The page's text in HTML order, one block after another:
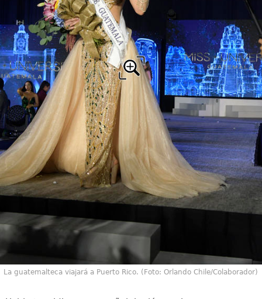
La guatemalteca viajará a Puerto Rico. (Foto: Orlando Chile/Colaborador)